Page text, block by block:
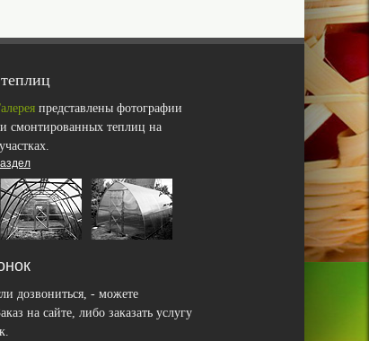
представлены фотографии
смонтированных теплиц на
дозвониться, - можете
на сайте, либо заказать услугу